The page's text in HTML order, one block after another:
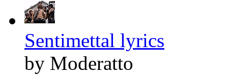
Sentimettal lyrics
by Moderatto